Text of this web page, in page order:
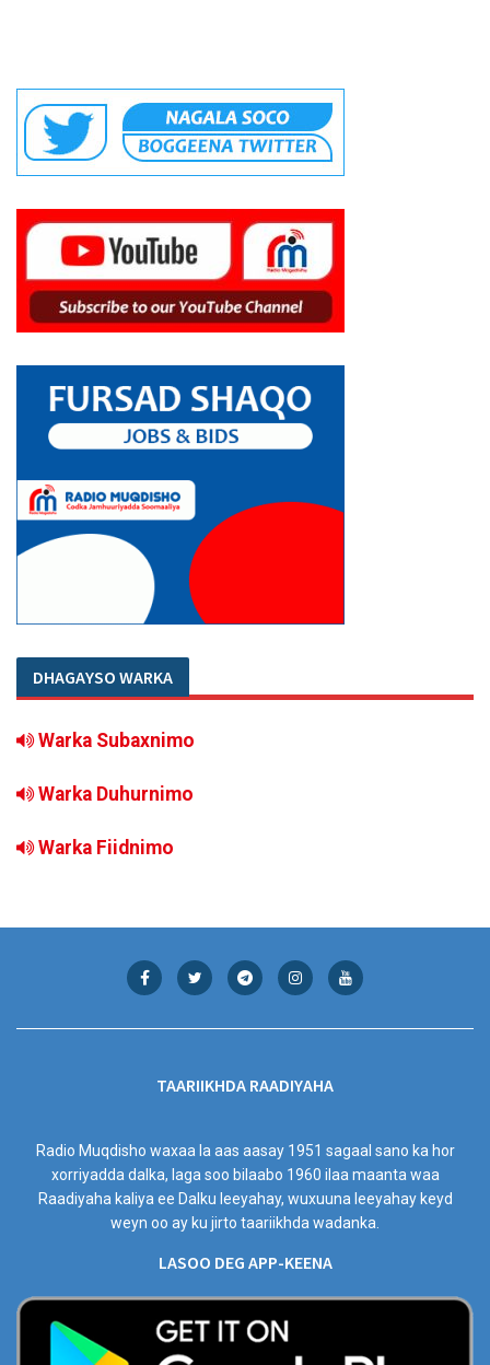
DHAGAYSO WARKA
Warka Subaxnimo
Warka Duhurnimo
Warka Fiidnimo
TAARIIKHDA RAADIYAHA
Radio Muqdisho waxaa la aas aasay 1951 sagaal sano ka hor
xorriyadda dalka, laga soo bilaabo 1960 ilaa maanta waa
Raadiyaha kaliya ee Dalku leeyahay, wuxuuna leeyahay keyd
weyn oo ay ku jirto taariikhda wadanka.
LASOO DEG APP-KEENA